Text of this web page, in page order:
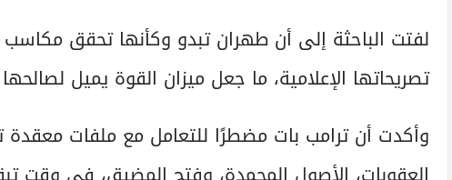
لفتت الباحثة إلى أن طهران تبدو وكأنها تحقق
تصريحاتها الإعلامية، ما جعل ميزان القوة يميل
وأكدت أن ترامب بات مضطرًا للتعامل مع ملفات معقدة